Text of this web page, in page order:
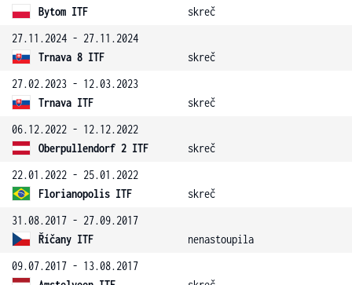
Bytom ITF
skreč
27.11.2024 - 27.11.2024
Trnava 8 ITF
skreč
27.02.2023 - 12.03.2023
Trnava ITF
skreč
06.12.2022 - 12.12.2022
Oberpullendorf 2 ITF
skreč
22.01.2022 - 25.01.2022
Florianopolis ITF
skreč
31.08.2017 - 27.09.2017
Říčany ITF
nenastoupila
09.07.2017 - 13.08.2017